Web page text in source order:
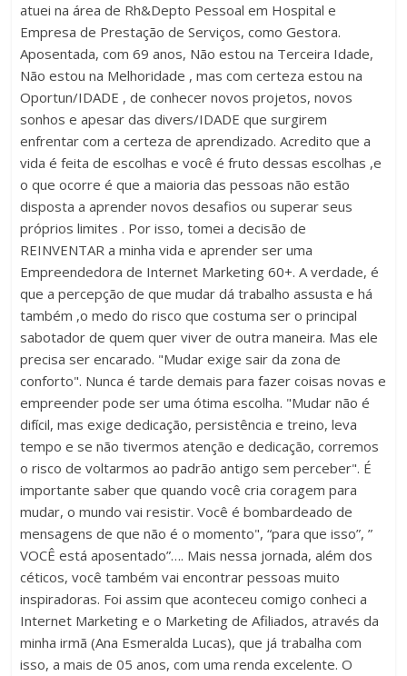
atuei na área de Rh&Depto Pessoal em Hospital e
Empresa de Prestação de Serviços, como Gestora.
Aposentada, com 69 anos, Não estou na Terceira Idade,
Não estou na Melhoridade , mas com certeza estou na
Oportun/IDADE , de conhecer novos projetos, novos
sonhos e apesar das divers/IDADE que surgirem
enfrentar com a certeza de aprendizado. Acredito que a
vida é feita de escolhas e você é fruto dessas escolhas ,e
o que ocorre é que a maioria das pessoas não estão
disposta a aprender novos desafios ou superar seus
próprios limites . Por isso, tomei a decisão de
REINVENTAR a minha vida e aprender ser uma
Empreendedora de Internet Marketing 60+. A verdade, é
que a percepção de que mudar dá trabalho assusta e há
também ,o medo do risco que costuma ser o principal
sabotador de quem quer viver de outra maneira. Mas ele
precisa ser encarado. "Mudar exige sair da zona de
conforto". Nunca é tarde demais para fazer coisas novas e
empreender pode ser uma ótima escolha. "Mudar não é
difícil, mas exige dedicação, persistência e treino, leva
tempo e se não tivermos atenção e dedicação, corremos
o risco de voltarmos ao padrão antigo sem perceber". É
importante saber que quando você cria coragem para
mudar, o mundo vai resistir. Você é bombardeado de
mensagens de que não é o momento", “para que isso”, ”
VOCÊ está aposentado”…. Mais nessa jornada, além dos
céticos, você também vai encontrar pessoas muito
inspiradoras. Foi assim que aconteceu comigo conheci a
Internet Marketing e o Marketing de Afiliados, através da
minha irmã (Ana Esmeralda Lucas), que já trabalha com
isso, a mais de 05 anos, com uma renda excelente. O